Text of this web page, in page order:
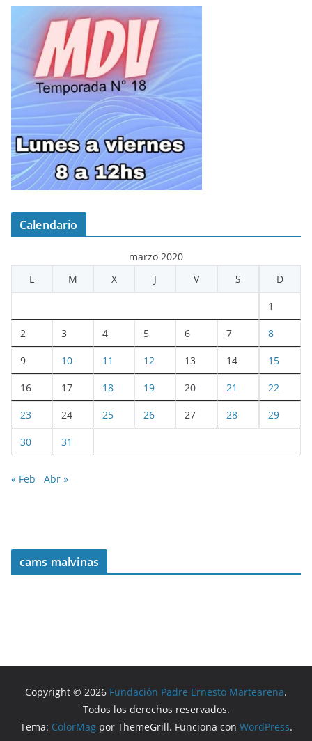
Calendario
marzo 2020
L
M X J V S D
1
2 3 4 5 6 7 8
9 10 11 12 13 14 15
16 17 18 19 20 21 22
23 24 25 26 27 28 29
30 31
« Feb Abr »
cams malvinas
Copyright © 2026 Fundación Padre Ernesto Martearena.
Todos los derechos reservados.
Tema: ColorMagpor ThemeGrill. Funciona con WordPress.